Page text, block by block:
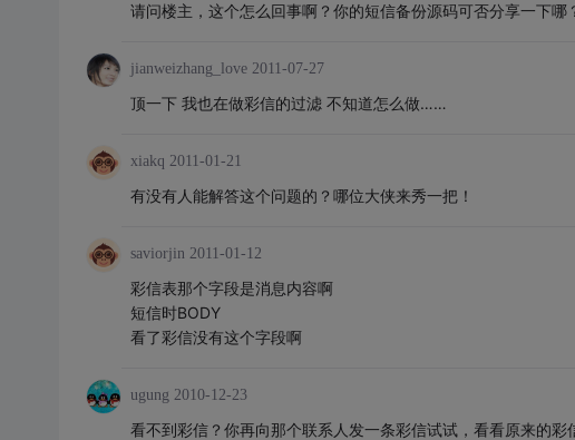
请问楼主，这个怎么回事啊？你的短信备份源码可否分享一下
jianweizhang_love 2011-07-27
顶一下 我也在做彩信的过滤 不知道怎么做……
xiakq 2011-01-21
有没有人能解答这个问题的？哪位大侠来秀一把！
saviorjin 2011-01-12
彩信表那个字段是消息内容啊
短信时BODY
看了彩信没有这个字段啊
ugung 2010-12-23
看不到彩信？你再向那个联系人发一条彩信试试，看看原来的彩